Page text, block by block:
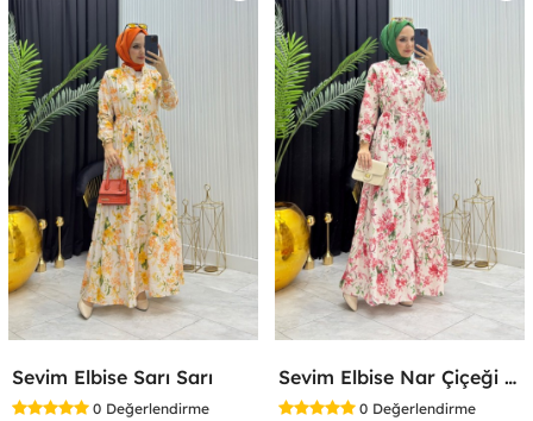
Sevim Elbise Sarı Sarı
0 Değerlendirme
Sevim Elbise Nar Çiçeği Nar Çiçeği
0 Değerlendirme